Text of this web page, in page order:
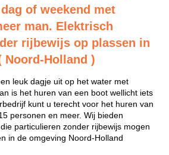
of weekend met
man. Elektrisch
rijbewijs op plassen in
Noord-Holland )
leuk dagje uit op het water met
is het huren van een boot wellicht iets
kunt u terecht voor het huren van
personen en meer. Wij bieden
particulieren zonder rijbewijs mogen
in de omgeving Noord-Holland